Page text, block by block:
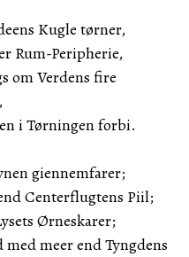
Kugle tørner,
Rum-Peripherie,
om Verdens fire
i Tørningen forbi.
giennemfarer;
Centerflugtens Piil;
Ørneskarer;
meer end Tyngdens